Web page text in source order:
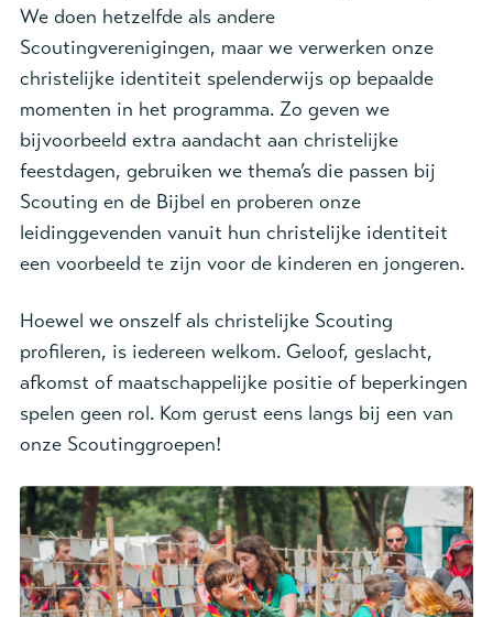
We doen hetzelfde als andere
Scoutingverenigingen, maar we verwerken onze
christelijke identiteit spelenderwijs op bepaalde
momenten in het programma. Zo geven we
bijvoorbeeld extra aandacht aan christelijke
feestdagen, gebruiken we thema’s die passen bij
Scouting en de Bijbel en proberen onze
leidinggevenden vanuit hun christelijke identiteit
een voorbeeld te zijn voor de kinderen en jongeren.
Hoewel we onszelf als christelijke Scouting
profileren, is iedereen welkom. Geloof, geslacht,
afkomst of maatschappelijke positie of beperkingen
spelen geen rol. Kom gerust eens langs bij een van
onze Scoutinggroepen!